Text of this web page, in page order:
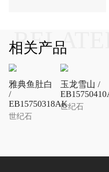
相关产品
RELATED
雅典鱼肚白
/
EB15750318AK
世纪石
玉龙雪山 /
世纪石